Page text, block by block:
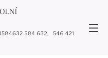
584 632, 546 421